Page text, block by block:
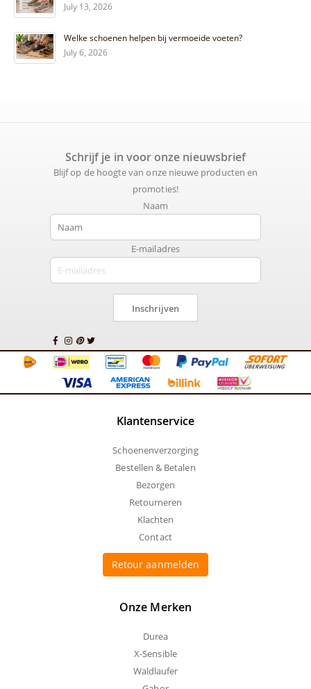
July 13, 2026
Welke schoenen helpen bij vermoeide voeten?
July 6, 2026
Schrijf je in voor onze nieuwsbrief
Blijf op de hoogte van onze nieuwe producten en
promoties!
Naam
E-mailadres
Inschrijven
Klantenservice
Schoenenverzorging
Bestellen & Betalen
Bezorgen
Retourneren
Klachten
Contact
Retour aanmelden
Onze Merken
Durea
X-Sensible
Waldlaufer